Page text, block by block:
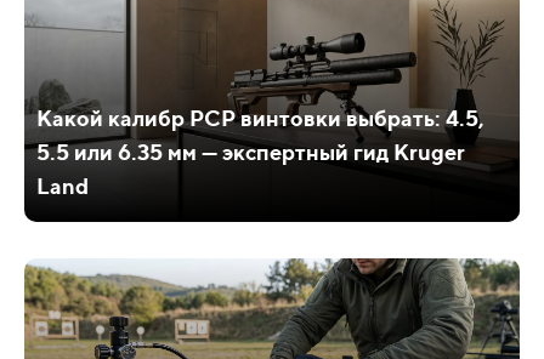
Какой калибр PCP винтовки выбрать: 4.5,
5.5 или 6.35 мм — экспертный гид Kruger
Land